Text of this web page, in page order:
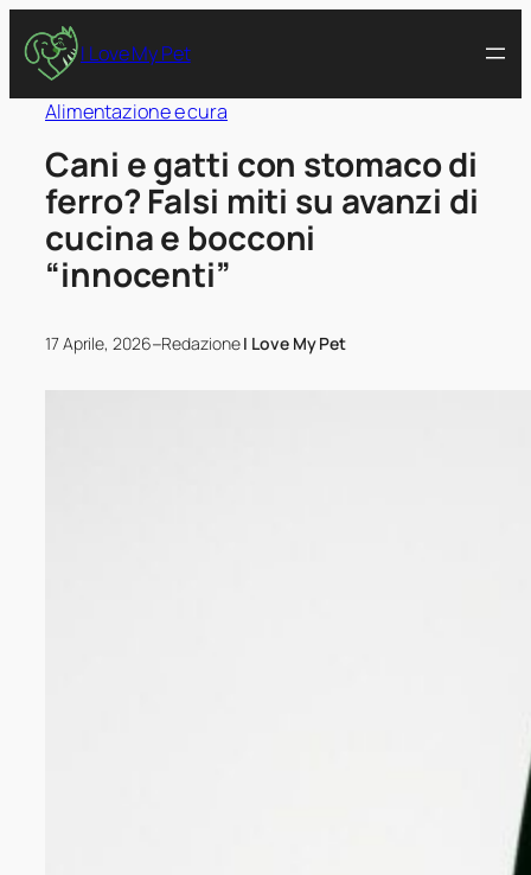
I Love My Pet
Alimentazione e cura
Cani e gatti con stomaco di
ferro? Falsi miti su avanzi di
cucina e bocconi
“innocenti”
17 Aprile, 2026–RedazioneI Love My Pet